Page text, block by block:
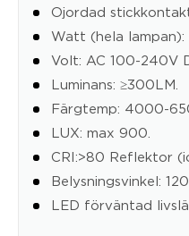
Ojordad
Watt (hela lampan):
Volt: AC 100-240V
Luminans: ≥300LM.
Färgtemp: 4000-
LUX: max 900.
CRI:>80 Reflektor
Belysningsvinkel:
LED förväntad